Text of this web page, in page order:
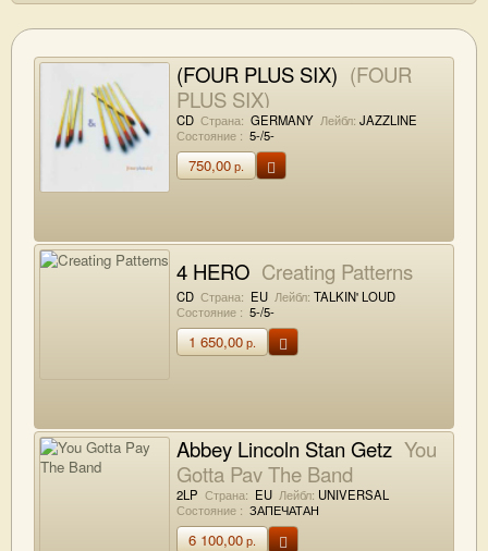
(FOUR PLUS SIX) (FOUR
PLUS SIX)
CD Страна: GERMANY Лейбл: JAZZLINE
Состояние : 5-/5-
750,00р.
4 HERO Creating Patterns
CD Страна: EU Лейбл: TALKIN' LOUD
Состояние : 5-/5-
1 650,00р.
Abbey Lincoln Stan Getz You
Gotta Pay The Band
2LP Страна: EU Лейбл: UNIVERSAL
Состояние : ЗАПЕЧАТАН
6 100,00р.